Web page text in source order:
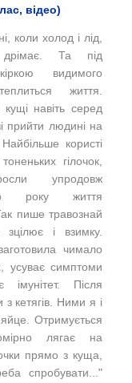
відео)
коли холод і лід,
дрімає. Та під
видимого
життя.
навіть серед
прийти людині на
користі
гілочок,
упродовж
року життя
пише травознай
і взимку.
чимало
усуває симптоми
Після
кетягів. Ними я і
Отримується
лягає на
прямо з куща,
спробувати..."